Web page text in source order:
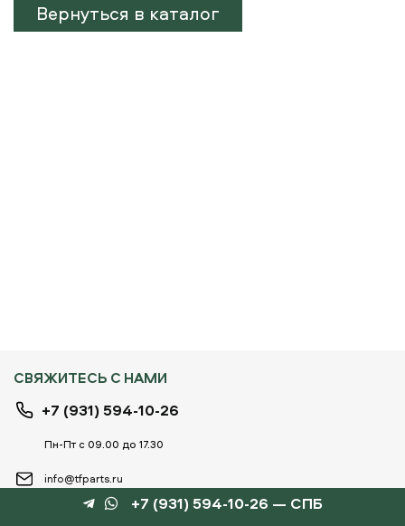
Вернуться в каталог
СВЯЖИТЕСЬ С НАМИ
+7 (931) 594-10-26
Пн-Пт с 09.00 до 17.30
info@tfparts.ru
+7 (931) 594-10-26 — СПБ